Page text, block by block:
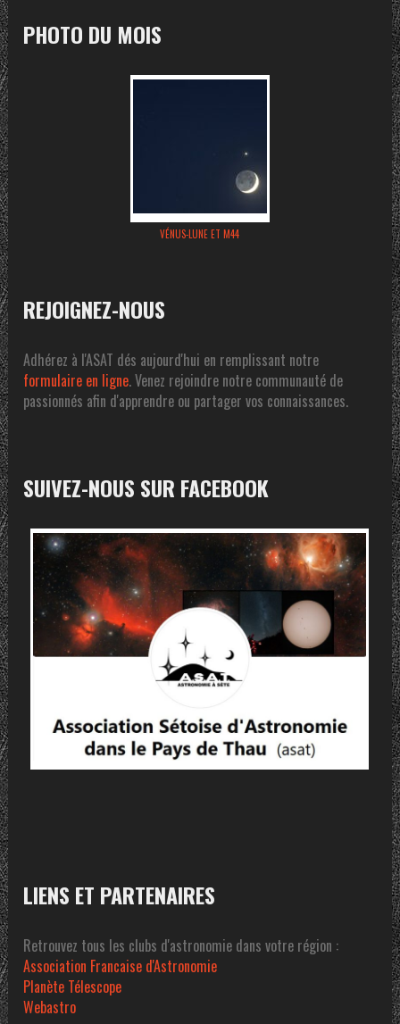
PHOTO DU MOIS
VÉNUS-LUNE ET M44
REJOIGNEZ-NOUS
Adhérez à l'ASAT dés aujourd'hui en remplissant notre
formulaire en ligne. Venez rejoindre notre communauté de
passionnés afin d'apprendre ou partager vos connaissances.
SUIVEZ-NOUS SUR FACEBOOK
LIENS ET PARTENAIRES
Retrouvez tous les clubs d'astronomie dans votre région :
Association Francaise d'Astronomie
Planète Télescope
Webastro